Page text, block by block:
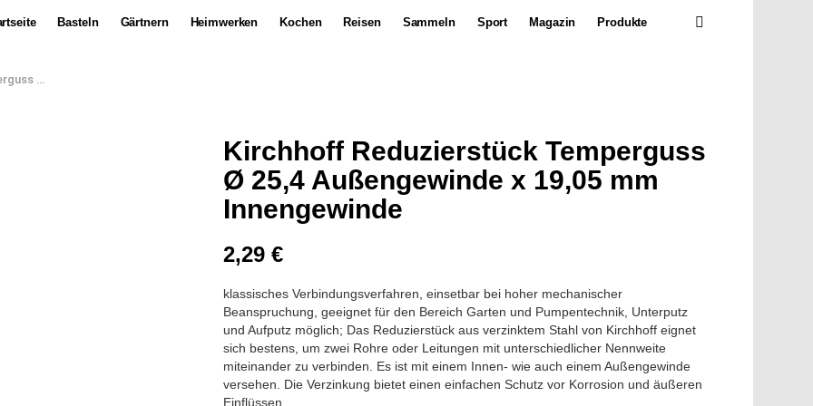
Basteln Gärtnern Heimwerken Kochen Reisen Sammeln Sport Magazin Produkte
Kirchhoff Reduzierstück Temperguss
Ø 25,4 Außengewinde x 19,05 mm
Innengewinde
2,29€
klassisches Verbindungsverfahren, einsetbar bei hoher mechanischer
Beanspruchung, geeignet für den Bereich Garten und Pumpentechnik, Unterputz
und Aufputz möglich; Das Reduzierstück aus verzinktem Stahl von Kirchhoff eignet
sich bestens, um zwei Rohre oder Leitungen mit unterschiedlicher Nennweite
miteinander zu verbinden. Es ist mit einem Innen- wie auch einem Außengewinde
versehen. Die Verzinkung bietet einen einfachen Schutz vor Korrosion und äußeren
Einflüssen.